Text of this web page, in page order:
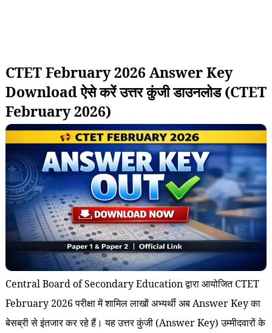
CTET February 2026 Answer Key
Download ऐसे करें उत्तर कुंजी डाउनलोड (CTET
February 2026)
Central Board of Secondary Education द्वारा आयोजित CTET
February 2026 परीक्षा में शामिल लाखों अभ्यर्थी अब Answer Key का
बेसब्री से इंतजार कर रहे हैं। यह उत्तर कुंजी (Answer Key) उम्मीदवारों के